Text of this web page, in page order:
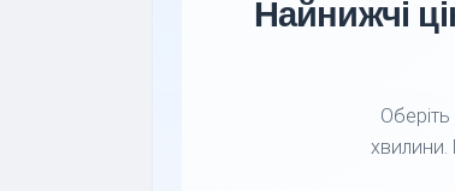
Найнижчі
хвилини.